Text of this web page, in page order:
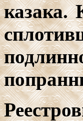
казака.